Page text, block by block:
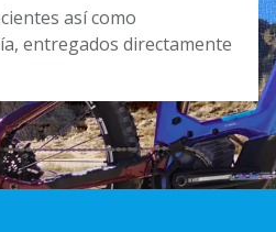
así como
entregados directamente